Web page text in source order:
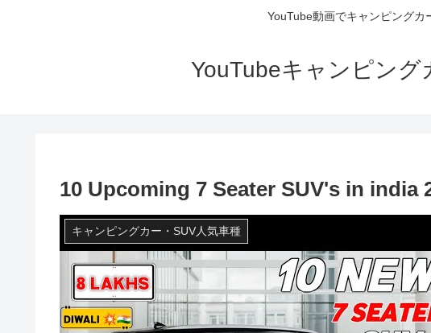
YouTube動画でキャンピングカ
YouTubeキャンピング
10 Upcoming 7 Seater SUV's in india
キャンピングカー・SUV人気車種